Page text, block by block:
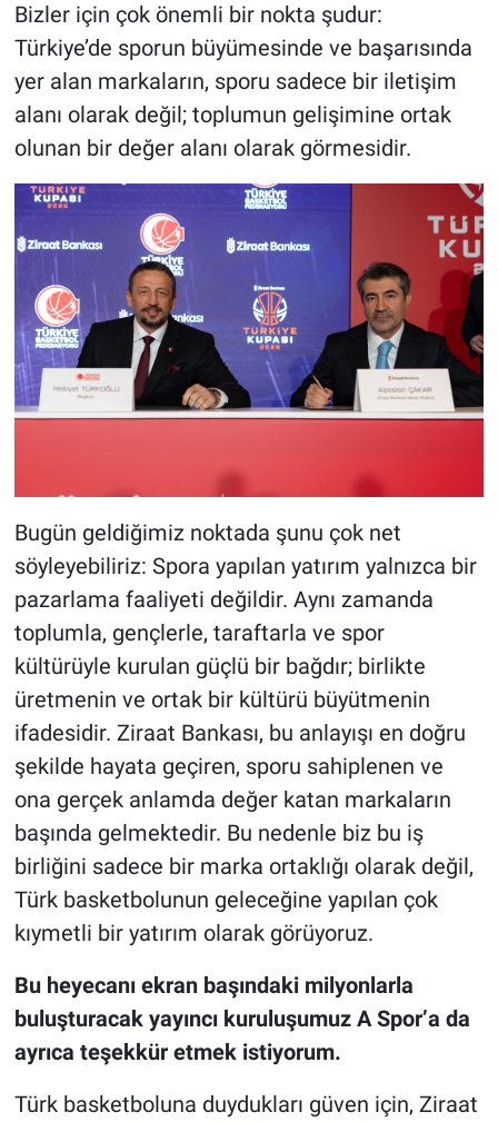
Bizler için çok önemli bir nokta şudur:
Türkiye’de sporun büyümesinde ve başarısında
yer alan markaların, sporu sadece bir iletişim
alanı olarak değil; toplumun gelişimine ortak
olunan bir değer alanı olarak görmesidir.
Bugün geldiğimiz noktada şunu çok net
söyleyebiliriz: Spora yapılan yatırım yalnızca bir
pazarlama faaliyeti değildir. Aynı zamanda
toplumla, gençlerle, taraftarla ve spor
kültürüyle kurulan güçlü bir bağdır; birlikte
üretmenin ve ortak bir kültürü büyütmenin
ifadesidir. Ziraat Bankası, bu anlayışı en doğru
şekilde hayata geçiren, sporu sahiplenen ve
ona gerçek anlamda değer katan markaların
başında gelmektedir. Bu nedenle biz bu iş
birliğini sadece bir marka ortaklığı olarak değil,
Türk basketbolunun geleceğine yapılan çok
kıymetli bir yatırım olarak görüyoruz.
Bu heyecanı ekran başındaki milyonlarla
buluşturacak yayıncı kuruluşumuz A Spor’a da
ayrıca teşekkür etmek istiyorum.
Türk basketboluna duydukları güven için, Ziraat